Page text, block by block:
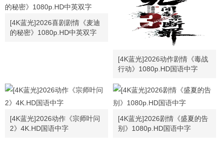
[4K蓝光]2026喜剧剧情《麦迪
的秘密》1080p.HD中英双字
[4K蓝光]2026动作剧情《毒战
行动》1080p.HD国语中字
[4K蓝光]2026动作《宗师叶问
2》4K.HD国语中字
[4K蓝光]2026剧情《盛夏的告
别》1080p.HD国语中字